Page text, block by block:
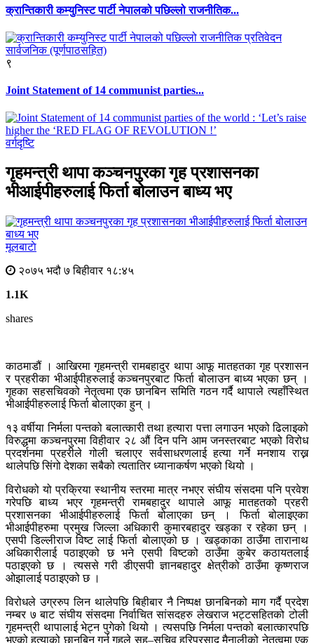
क्रान्तिकारी कम्युनिस्ट पार्टी नेपालको पछिल्लो राजनीतिक...
९
Joint Statement of 14 communist parties...
वर्गदृष्टि
गृहमन्त्री थापा कञ्चनपुरका गृह प्रशासनका
भीआईपीहरुलाई फिर्ता बोलाउन बाध्य भए
मूलबाटाे
२०७५ भदौ ७ बिहीवार १८:४५
1.1K
shares
काठमाडौं । आखिरमा गृहमन्त्री रामबहादुर थापा आफू मातहतका गृह प्रशासन
र प्रहरीका भीआईपीहरुलाई कञ्चनपुरबाट फिर्ता बोलाउन बाध्य भएका छन् ।
गृहका सहसचिवको नेतृत्वमा एक छानबिन समिति गठन गर्दै थापाले त्यहाँस्थित
भीआईपीहरुलाई फिर्ता बोलाएका हुन् ।
१३ वर्षीया निर्मला पन्तको बलात्कारी तथा हत्यारा पत्ता लगाउन भएको ढिलाइको
विरुद्धमा कञ्चनपुरमा विहीवार २८ औं दिन पनि आम जनस्तरबाट भएको विरोध
प्रदर्शनमा प्रहरीले गोली चलाएर सर्वसाधरणलाई हत्या गर्ने मनशाय राख्न
थालेपछि सिंगो देशका सबैको त्यतातिर ध्यानाकर्षण भएको थियो ।
विरोधको यो प्रक्रिया स्थानीय स्तरमा मात्र नभएर संघीय संसदमा पनि प्रवेश
गरेपछि बाध्य भएर गृहमन्त्री रामबहादुर थापाले आफू मातहतको प्रहरी
प्रशासनका भीआईपीहरुलाई फिर्ता बोलाएका छन् । फिर्ता बोलाइएका
भीआईपीहरुमा प्रमुख जिल्ला अधिकारी कुमारबहादुर खड्का र रहेका छन् ।
एसपी डिल्लीराज विष्ट लाई फिर्ता बोलाएको छ । खड्काका ठाउँमा तारानाथ
अधिकारीलाई पठाइएको छ भने एसपी विष्टको ठाउँमा कुबेर कठायतलाई
पठाइएको छ । त्यससे गरी डीएसपी ज्ञानबहादुर क्षेत्रीको ठाउँमा कृष्णराज
ओझालाई पठाइएको छ ।
विरोधले उग्ररुप लिन थालेपछि बिहीबार नै निष्पक्ष छानबिनको माग गर्दै प्रदेश
नम्बर ७ बाट संघीय संसदमा निर्वाचित सांसदहरु लेखराज भट्टसहितको टोली
गृहमन्त्री थापालाई भेट्न पुगेको थियो । त्यसपछि निर्मला पन्तको बलात्कारपछि
भएको हत्याको छानबिन गर्न गृहले सह–सचिव हरिप्रसाद मैनालीको नेतृत्वमा एक